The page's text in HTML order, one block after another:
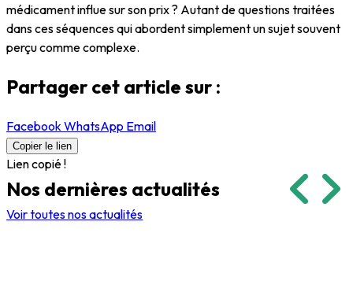
médicament influe sur son prix ? Autant de questions traitées
dans ces séquences qui abordent simplement un sujet souvent
perçu comme complexe.
Partager cet article sur :
Facebook WhatsApp Email
Copier le lien
Lien copié !
Nos dernières actualités
Voir toutes nos actualités
Événements